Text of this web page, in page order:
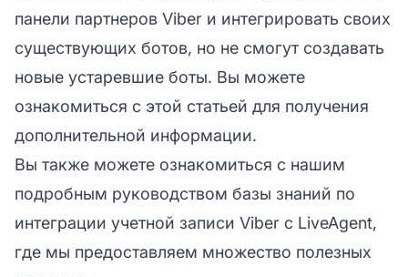
панели партнеров Viber и интегрировать своих
существующих ботов, но не смогут создавать
новые устаревшие боты. Вы можете
ознакомиться с этой статьей для получения
дополнительной информации.
Вы также можете ознакомиться с нашим
подробным руководством базы знаний по
интеграции учетной записи Viber с LiveAgent,
где мы предоставляем множество полезных